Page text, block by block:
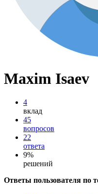
Maxim Isaev
4
вклад
45
вопросов
22
ответа
9%
решений
Ответы пользователя по